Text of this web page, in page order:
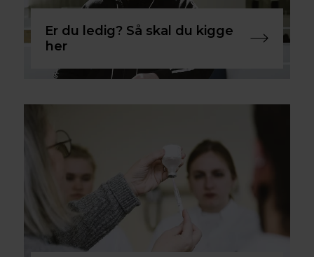
Er du ledig? Så skal du kigge
her